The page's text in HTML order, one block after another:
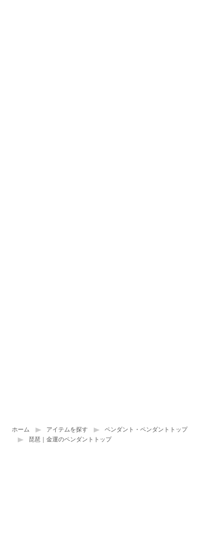
ホーム アイテムを探す
ペンダント・ペンダントトップ
琵琶｜金運のペンダントトップ